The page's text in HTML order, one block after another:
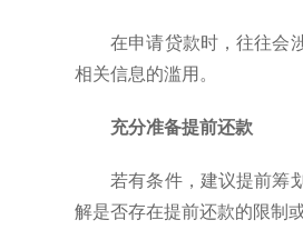
在申请贷款时，往往会
相关信息的滥用。
充分准备提前还款
若有条件，建议提前筹
解是否存在提前还款的限制